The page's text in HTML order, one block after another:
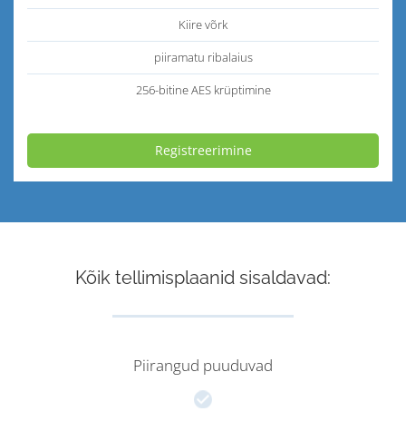
Kiire võrk
piiramatu ribalaius
256-bitine AES krüptimine
Registreerimine
Kõik tellimisplaanid sisaldavad:
Piirangud puuduvad